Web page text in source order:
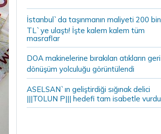
İstanbul`da taşınmanın maliyeti 200 bin
TL`ye ulaştı! İşte kalem kalem tüm
masraflar
DOA makinelerine bırakılan atıkların geri
dönüşüm yolculuğu görüntülendi
ASELSAN`ın geliştirdiği sığınak delici
|||TOLUN P||| hedefi tam isabetle vurdu